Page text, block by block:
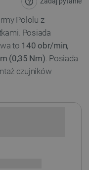
Pololu z
Posiada
to 140 obr/min,
(0,35 Nm). Posiada
czujników